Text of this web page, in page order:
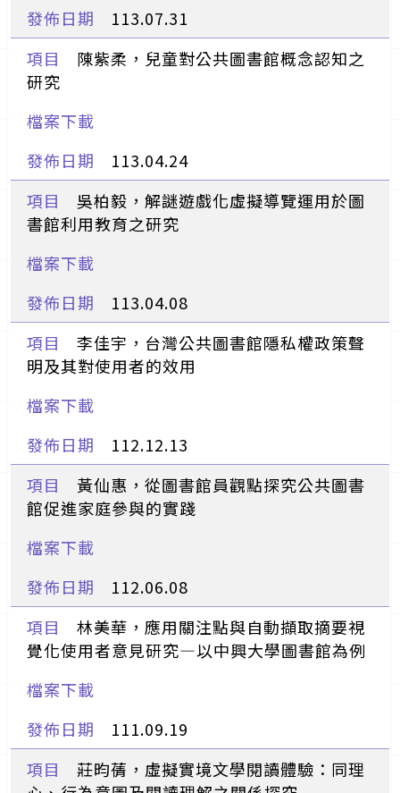
113.07.31
陳紫柔，兒童對公共圖書館概念認知之
研究
113.04.24
吳柏毅，解謎遊戲化虛擬導覽運用於圖
書館利用教育之研究
113.04.08
李佳宇，台灣公共圖書館隱私權政策聲
明及其對使用者的效用
112.12.13
黃仙惠，從圖書館員觀點探究公共圖書
館促進家庭參與的實踐
112.06.08
林美華，應用關注點與自動擷取摘要視
覺化使用者意見研究—以中興大學圖書館為例
111.09.19
莊昀蒨，虛擬實境文學閱讀體驗：同理